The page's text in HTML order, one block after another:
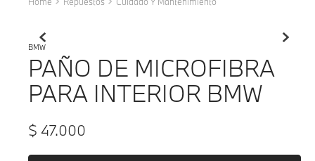
BMW
PAÑO DE MICROFIBRA
PARA INTERIOR BMW
$ 47.000